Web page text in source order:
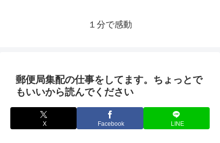
１分で感動
郵便局集配の仕事をしてます。ちょっとで
もいいから読んでください
X Facebook LINE